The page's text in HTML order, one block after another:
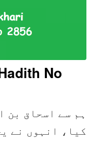
No
ہم سے اسحاق بن
کیا، انہوں نے